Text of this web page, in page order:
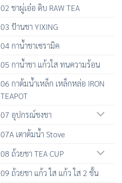
02 ชาผู่เอ๋อ ดิบ RAW TEA
03 ป้านชา YIXING
04 กาน้ำชาเซรามิค
05 กาน้ำชา แก้วใส ทนความร้อน
06 กาต้มน้ำเหล็ก เหล็กหล่อ IRON
TEAPOT
07 อุปกรณ์ชงชา
07A เตาต้มน้ำ Stove
08 ถ้วยชา TEA CUP
09 ถ้วยชา แก้ว ใส แก้ว ใส 2 ชั้น